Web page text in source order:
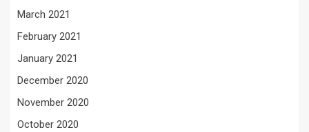
March 2021
February 2021
January 2021
December 2020
November 2020
October 2020